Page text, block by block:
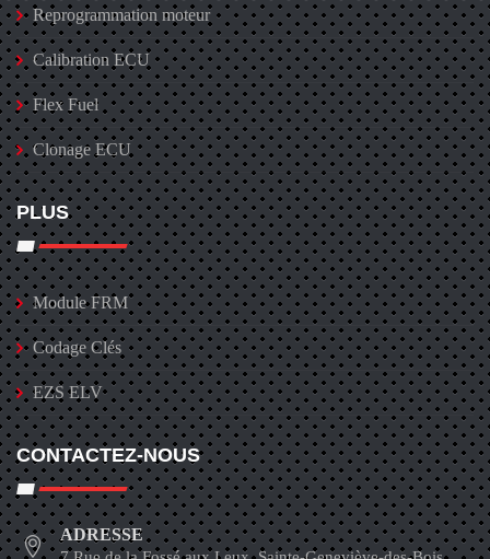
Reprogrammation moteur
Calibration ECU
Flex Fuel
Clonage ECU
PLUS
Module FRM
Codage Clés
EZS ELV
CONTACTEZ-NOUS
ADRESSE